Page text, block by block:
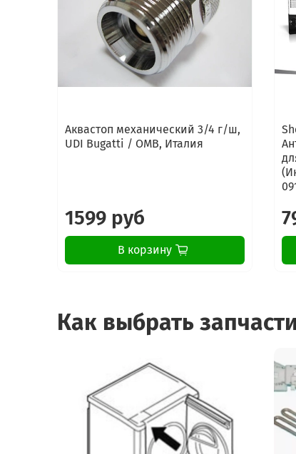
Аквастоп механический 3/4 г/ш,
UDI Bugatti / OMB, Италия
1599 руб
В корзину
Как выбрать